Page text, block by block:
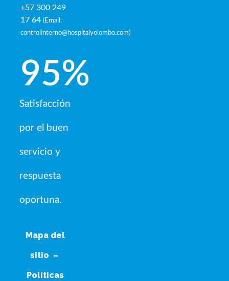
+57 300 249
17 64 (Email:
controlinterno@hospitalyolombo.com)
Satisfacción
por el buen
servicio y
respuesta
oportuna.
95%
Mapa del
sitio –
Políticas